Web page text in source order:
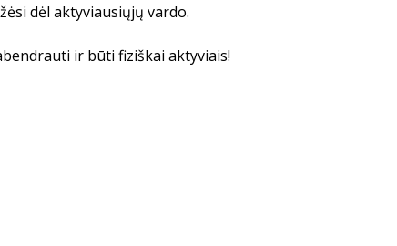
dėl aktyviausiųjų vardo.
ir būti fiziškai aktyviais!